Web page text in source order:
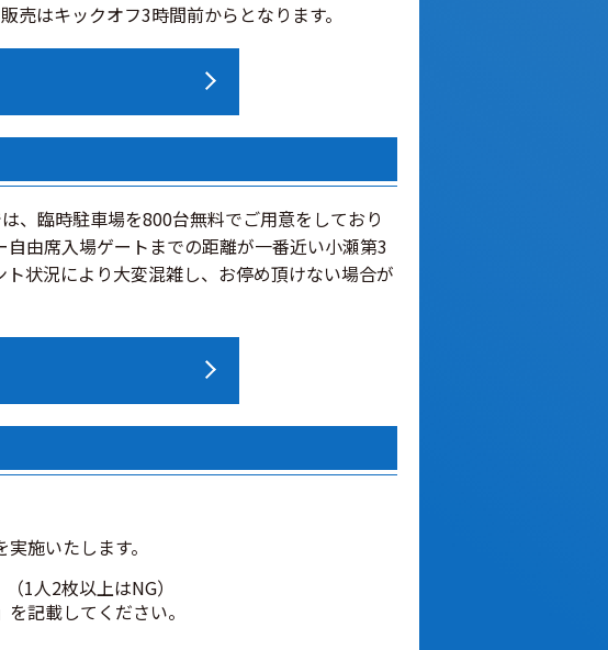
はキックオフ3時間前からとなります。
、臨時駐車場を800台無料でご用意をしており
由席入場ゲートまでの距離が一番近い小瀬第3
状況により大変混雑し、お停め頂けない場合が
施いたします。
1人2枚以上はNG）
記載してください。